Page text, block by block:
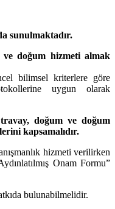
sunulmaktadır.
doğum hizmeti almak
bilimsel kriterlere göre
uygun olarak
doğum ve doğum
kapsamalıdır.
hizmeti verilirken
Onam Formu”
bulunabilmelidir.